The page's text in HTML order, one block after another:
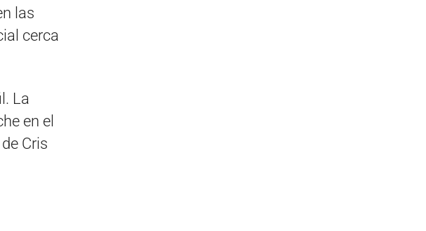
las
cerca
La
en el
Cris